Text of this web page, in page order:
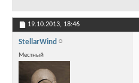
19.10.2013, 18:46
StellarWind
Местный